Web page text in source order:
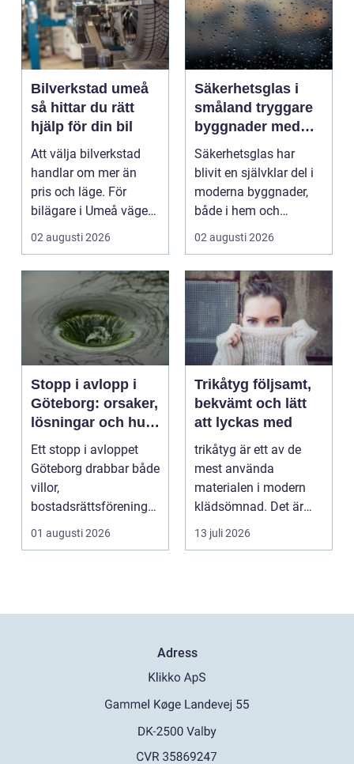
Bilverkstad umeå
så hittar du rätt
hjälp för din bil
Att välja bilverkstad
handlar om mer än
pris och läge. För
bilägare i Umeå väger
trygghet, tillgängl...
02 augusti 2026
Säkerhetsglas i
småland tryggare
byggnader med
smarta
glaslösningar
Säkerhetsglas har
blivit en självklar del i
moderna byggnader,
både i hem och
offentliga miljöer. I ...
02 augusti 2026
Stopp i avlopp i
Göteborg: orsaker,
lösningar och hur
problem kan
undvikas
Ett stopp i avloppet
Göteborg drabbar både
villor,
bostadsrättsföreningar
och h...
01 augusti 2026
Trikåtyg följsamt,
bekvämt och lätt
att lyckas med
trikåtyg är ett av de
mest använda
materialen i modern
klädsömnad. Det är
mjukt, elastiskt och
formb...
13 juli 2026
Adress